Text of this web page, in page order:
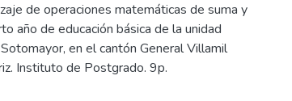
de operaciones matemáticas de suma y
año de educación básica de la unidad
en el cantón General Villamil
Instituto de Postgrado. 9p.